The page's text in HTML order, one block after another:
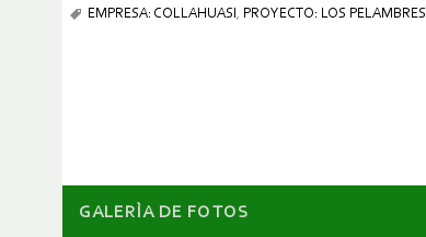
EMPRESA: COLLAHUASI , PROYECTO: LOS PELAMBRES
GALERÌA DE FOTOS